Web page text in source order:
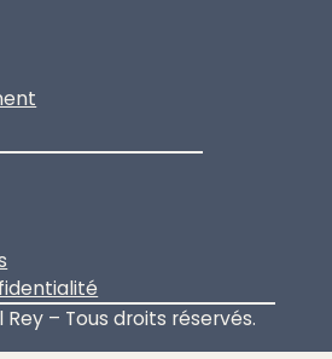
– Tous droits réservés.